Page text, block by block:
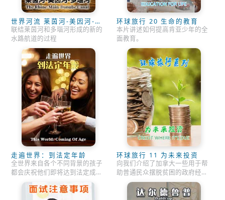
世界河流 莱茵河-美因河-多
瑙河
联结莱茵河和多瑙河形成的新的
水路航道的过程
环球旅行 20 生命的教育
本片讲述如何提高肯亚少年的全
面教育。
走遍世界：到法定年龄
全世界来自各个不同背景的孩子
都会庆祝他们即将达到法定成人
年龄。通过他们的故事，本期节
目将探索教条主义、贫穷、拜金
环球旅行 11 为未来投资
向我们介绍了加拿大一些用于帮
助普通民众摆脱贫困的政府经济
政策。